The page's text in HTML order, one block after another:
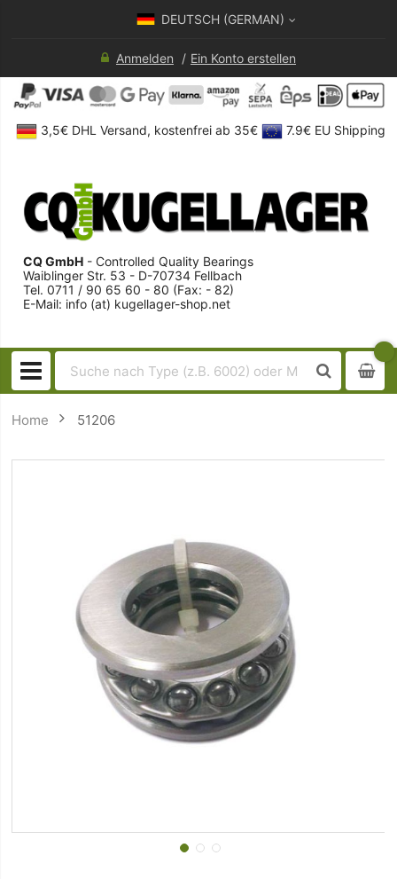
DEUTSCH (GERMAN)
Anmelden Ein Konto erstellen
3,5€ DHL Versand, kostenfrei ab 35€ 7.9€ EU Shipping
CQ GmbH - Controlled Quality Bearings
Waiblinger Str. 53 - D-70734 Fellbach
Tel. 0711 / 90 65 60 - 80 (Fax: - 82)
E-Mail: info (at) kugellager-shop.net
Home 51206